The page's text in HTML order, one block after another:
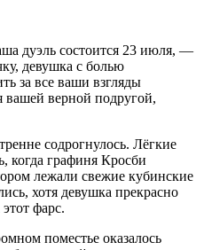
дуэль состоится 23 июля, —
девушка с болью
за все ваши взгляды
верной подругой,
содрогнулось. Лёгкие
когда графиня Кросби
лежали свежие кубинские
хотя девушка прекрасно
фарс.
поместье оказалось